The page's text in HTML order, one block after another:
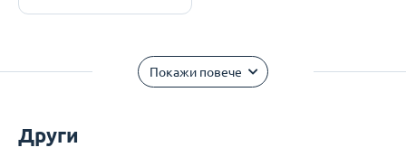
Покажи повече
Други